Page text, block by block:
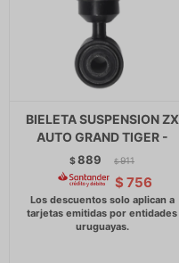
BIELETA SUSPENSION ZX
AUTO GRAND TIGER -
$889 $ 911
$ 756